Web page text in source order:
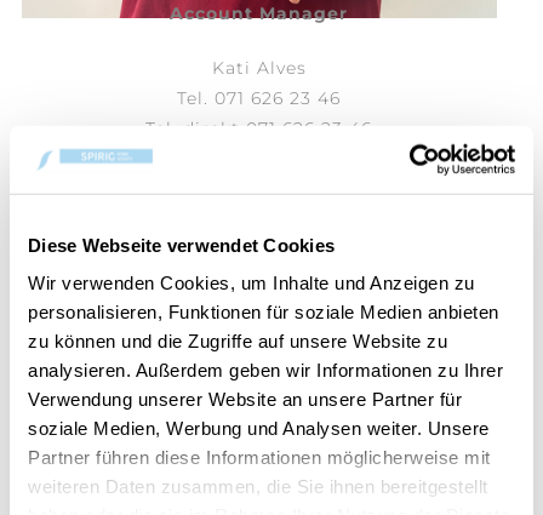
Diese Webseite verwendet Cookies
Wir verwenden Cookies, um Inhalte und Anzeigen zu
personalisieren, Funktionen für soziale Medien anbieten
zu können und die Zugriffe auf unsere Website zu
analysieren. Außerdem geben wir Informationen zu Ihrer
Verwendung unserer Website an unsere Partner für
soziale Medien, Werbung und Analysen weiter. Unsere
Partner führen diese Informationen möglicherweise mit
weiteren Daten zusammen, die Sie ihnen bereitgestellt
Account Manager
Kati Alves
Tel. 071 626 23 46
Tel. direkt 071 626 23 46
kati.alves@spirigkerzen.ch
hervorragende Dekorationsobjekte, sondern
verbreiten auch einen sehr feinen Duft. Der Duft
von Vanille und Kokosnuss gibt mir das Gefühl,
wieder im Urlaub zu sein."